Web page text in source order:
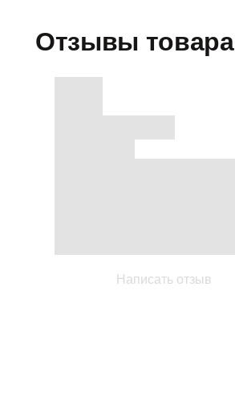
Отзывы товара
Написать отзыв